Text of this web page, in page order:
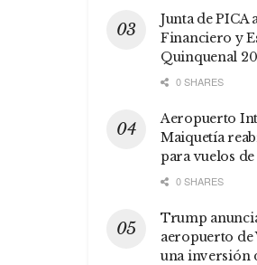
Junta de PICA
Financiero y
Quinquenal
0 SHARES
Aeropuerto
Maiquetía
para vuelos
0 SHARES
Trump
aeropuerto de
una inversión